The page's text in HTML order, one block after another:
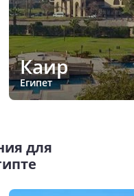
Каир
Египет
для